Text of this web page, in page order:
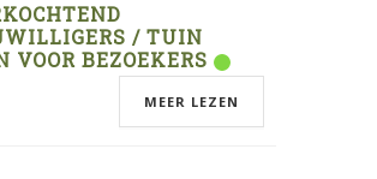
/ TUIN
VOOR BEZOEKERS
MEER LEZEN